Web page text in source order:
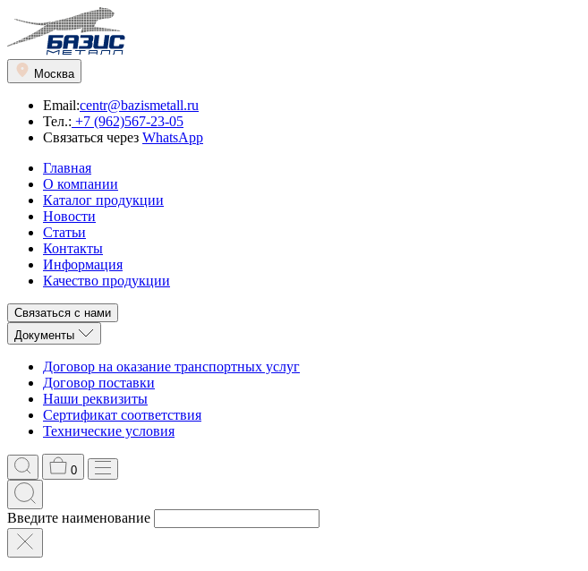
Москва
Email:centr@bazismetall.ru
Тел.: +7 (962)567-23-05
Связаться через WhatsApp
Главная
О компании
Каталог продукции
Новости
Статьи
Контакты
Информация
Качество продукции
Связаться с нами
Документы
Договор на оказание транспортных услуг
Договор поставки
Наши реквизиты
Сертификат соответствия
Технические условия
0
Введите наименование